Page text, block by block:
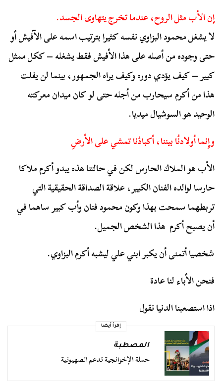
إن الأب مثل الروح، عندما تخرج يتهاوى الجسد.
لا يشغل محمود البزاوي نفسه كثيرا بترتيب اسمه على الآفيش أو
حتى وجوده من أصله على هذا الأفيش فقط يشغله – ككل ممثل
كبير – كيف يؤدي دوره وكيف يراه الجمهور، بينما لن يفلت
هذا من أكرم سيحارب من أجله حتى لو كان ميدان معركته
الوحيد هو السوشيال ميديا.
وإِنما أولادنُا بيننا، أكبادُنا تمشي على الأرضِ
الأب هو الملاك الحارس لكن في حالتنا هذه يبدو أكرم ملاكا
حارسا لوالده الفنان الكبير، علاقة الصداقة الحقيقية التي
تربطهما سمحت بهذا وكون محمود فنان وأب كبير ساهما في
أن يصبح أكرم هذا الشخص الجميل.
شخصيا أتمنى أن يكبر ابني علي ليشبه أكرم البزاوي.
فنحن الأباء لنا عادة
اذا استصعبنا الدنيا نقول
إقرأ أيضا
المصطبة
حملة الإخوانجية تدعم الصهيونية